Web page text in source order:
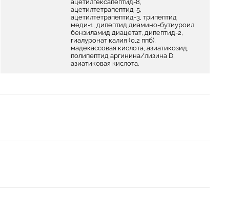
ацетилгексапептид-8,
ацетилтетрапептид-5,
ацетилтетрапептид-3, трипептид
меди-1, дипептид диамино-бутиуроил
бензиламид диацетат, дипептид-2,
гиалуронат калия (0,2 ппб),
мадекассовая кислота, азиатикозид,
полипептид аргинина/лизина D,
азиатиковая кислота.